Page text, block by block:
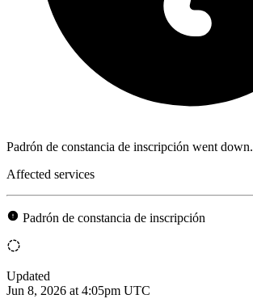
Padrón de constancia de inscripción went down.
Affected services
Padrón de constancia de inscripción
Updated
Jun 8, 2026 at 4:05pm UTC